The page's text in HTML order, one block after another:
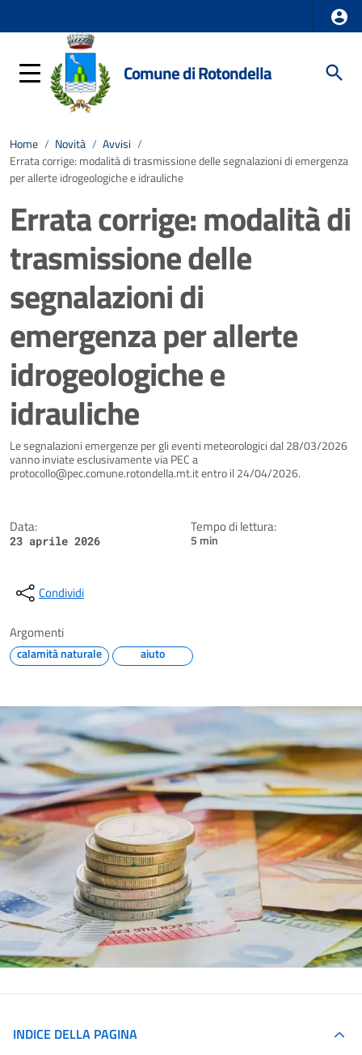
Comune di Rotondella
Home / Novità / Avvisi /
Errata corrige: modalità di trasmissione delle segnalazioni di emergenza
per allerte idrogeologiche e idrauliche
Errata corrige: modalità di
trasmissione delle
segnalazioni di
emergenza per allerte
idrogeologiche e
idrauliche
Dettagli della notizia
Le segnalazioni emergenze per gli eventi meteorologici dal 28/03/2026
vanno inviate esclusivamente via PEC a
protocollo@pec.comune.rotondella.mt.it entro il 24/04/2026.
Data:
23 aprile 2026
Tempo di lettura:
5 min
Condividi
Argomenti
calamità naturale aiuto
INDICE DELLA PAGINA